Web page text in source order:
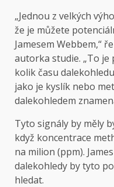
„Jednou z velkých
že je můžete
Jamesem Webbem,“
autorka studie. „To je
kolik času
jako je kyslík nebo
dalekohledem
Tyto signály by měly
když koncentrace
na milion (ppm).
dalekohledy by tyto
hledat.